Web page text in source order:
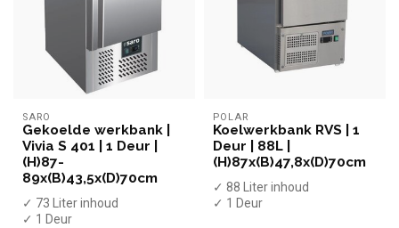
SARO
Gekoelde werkbank |
Vivia S 401 | 1 Deur |
(H)87-
89x(B)43,5x(D)70cm
✓ 73 Liter inhoud
✓ 1 Deur
POLAR
Koelwerkbank RVS | 1
Deur | 88L |
(H)87x(B)47,8x(D)70cm
✓ 88 Liter inhoud
✓ 1 Deur